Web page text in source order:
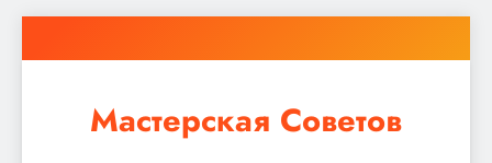
к
Мастерская Советов